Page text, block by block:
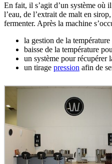
En fait, il s’agit d’un système où
l’eau, de l’extrait de malt en
fermenter. Après la machine
la gestion de la
baisse de la température
un système pour récupérer
un tirage pression afin de